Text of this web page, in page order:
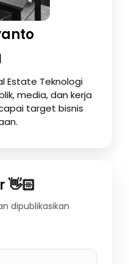
Estate Teknologi
media, dan kerja
target bisnis
👋🏻
dipublikasikan